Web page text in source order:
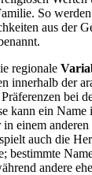
So
aus der
regionale
innerhalb der
bei
kann ein Name
einem
auch die
bestimmte
andere